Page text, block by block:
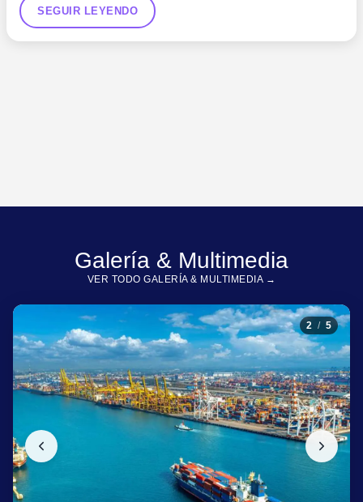
SEGUIR LEYENDO
Galería & Multimedia
VER TODO GALERÍA & MULTIMEDIA →
3 / 5